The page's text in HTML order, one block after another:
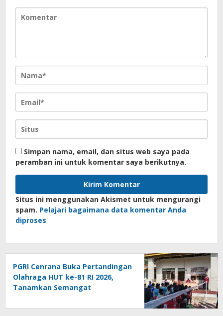
Simpan nama, email, dan situs web saya pada
peramban ini untuk komentar saya berikutnya.
Situs ini menggunakan Akismet untuk mengurangi
spam. Pelajari bagaimana data komentar Anda
diproses
PGRI Cenrana Buka Pertandingan
Olahraga HUT ke-81 RI 2026,
Tanamkan Semangat